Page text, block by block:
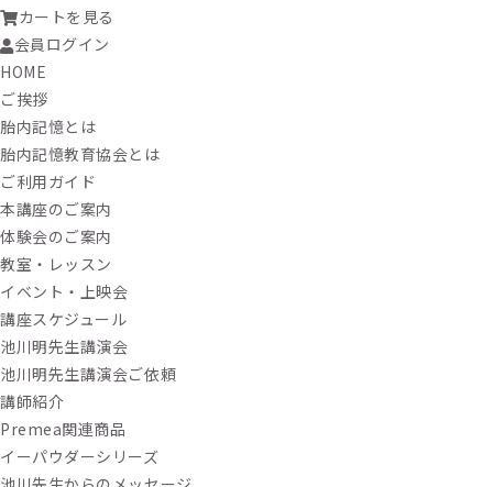
カートを見る
会員ログイン
HOME
ご挨拶
胎内記憶とは
胎内記憶教育協会とは
ご利用ガイド
本講座のご案内
体験会のご案内
教室・レッスン
イベント・上映会
講座スケジュール
池川明先生講演会
池川明先生講演会ご依頼
講師紹介
Premea関連商品
イーパウダーシリーズ